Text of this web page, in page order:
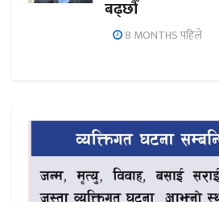
बढ्छौँ
8 MONTHS पहिले